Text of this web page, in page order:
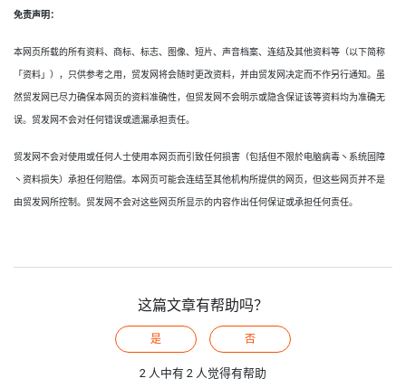
免责声明：
本网页所载的所有资料、商标、标志、图像、短片、声音档案、连结及其他资料等（以下简称
「资料」），只供参考之用，贸发网将会随时更改资料，并由贸发网决定而不作另行通知。虽
然贸发网已尽力确保本网页的资料准确性，但贸发网不会明示或隐含保证该等资料均为准确无
误。贸发网不会对任何错误或遗漏承担责任。
贸发网不会对使用或任何人士使用本网页而引致任何损害（包括但不限於电脑病毒丶系统固障
丶资料损失）承担任何赔偿。本网页可能会连结至其他机构所提供的网页，但这些网页并不是
由贸发网所控制。贸发网不会对这些网页所显示的内容作出任何保证或承担任何责任。
这篇文章有帮助吗？
是 否
2 人中有 2 人觉得有帮助